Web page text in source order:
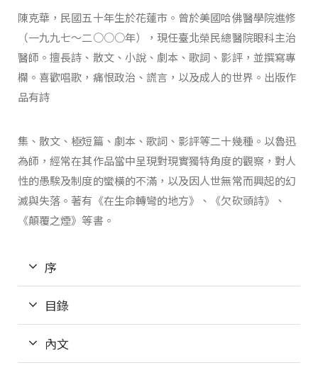
陳克華，民國五十年生於花蓮市。曾於美國哈佛醫學院進修
（一九九七～二○○○年），現任臺北榮民總醫院眼科主治
醫師。擅長詩、散文、小說、劇本、歌詞、影評，並撰寫專
欄。喜歡唱歌，痛恨政治、謊言，以及成人的世界。出版作
品有詩
集、散文、極短篇、劇本、歌詞、影評等二十幾種。以魯迅
為師，經常在其作品當中呈現對現實獨特角度的觀察，對人
性的愚騃及制度的蠻橫的不滿，以及因人世無常而興起的幻
滅與失落。著有《在生命轉彎的地方》、《欠砍頭詩》、
《顛覆之煙》等書。
序
目錄
內文